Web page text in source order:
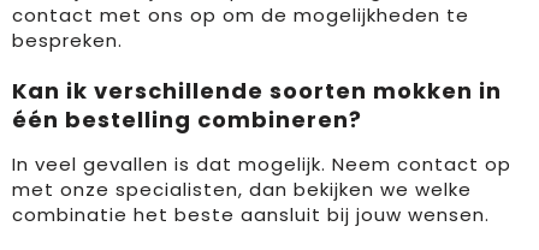
contact met ons op om de mogelijkheden te
bespreken.
Kan ik verschillende soorten mokken in
één bestelling combineren?
In veel gevallen is dat mogelijk. Neem contact op
met onze specialisten, dan bekijken we welke
combinatie het beste aansluit bij jouw wensen.